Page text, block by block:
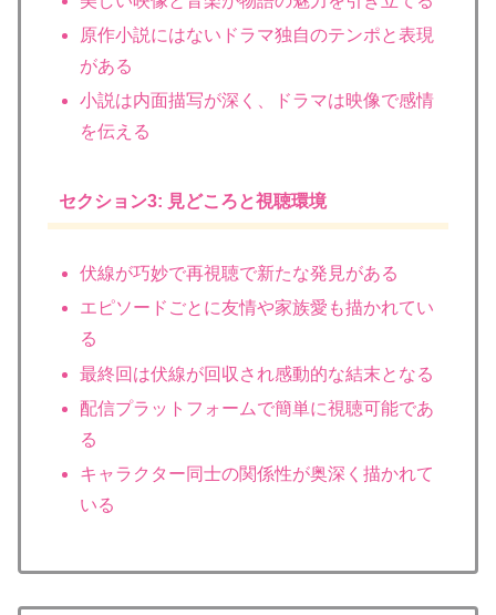
原作小説にはないドラマ独自のテンポと表現
がある
小説は内面描写が深く、ドラマは映像で感情
を伝える
セクション3: 見どころと視聴環境
伏線が巧妙で再視聴で新たな発見がある
エピソードごとに友情や家族愛も描かれてい
る
最終回は伏線が回収され感動的な結末となる
配信プラットフォームで簡単に視聴可能であ
る
キャラクター同士の関係性が奥深く描かれて
いる